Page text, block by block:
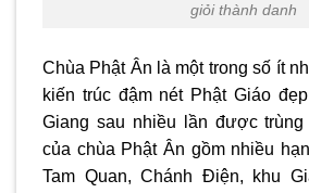
giỏi thành danh
Chùa Phật Ân là một trong số ít
kiến trúc đậm nét Phật Giáo
Giang sau nhiều lần được
của chùa Phật Ân gồm nhiều
Tam Quan, Chánh Điện, khu